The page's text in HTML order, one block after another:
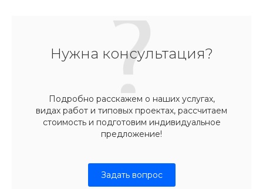
Нужна консультация?
Подробно расскажем о наших услугах,
видах работ и типовых проектах, рассчитаем
стоимость и подготовим индивидуальное
предложение!
Задать вопрос